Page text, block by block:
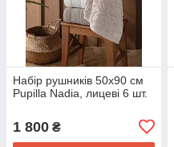
Набір рушників 50х90 см
Pupilla Nadia, лицеві 6 шт.
1 800 ₴